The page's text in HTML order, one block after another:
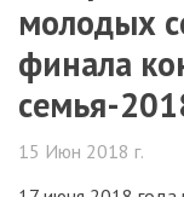
молодых
финала
семья-
15 Июн 2018 г.